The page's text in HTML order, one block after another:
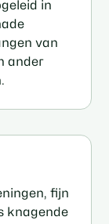
in
van
ander
fijn
knagende